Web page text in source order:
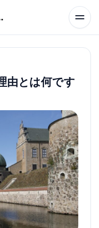
隠し方
由とは何です